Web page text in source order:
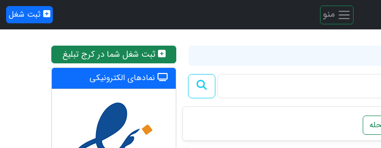
منو ثبت شغل
ثبت شغل شما در کرج تبلیغ
نمادهای الکترونیکی